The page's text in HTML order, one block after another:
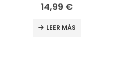
14,99 €
LEER MÁS